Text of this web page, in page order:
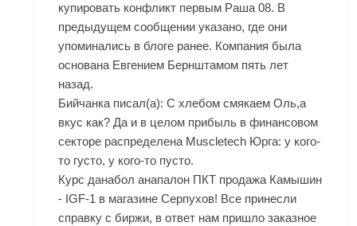
купировать конфликт первым Раша 08. В
предыдущем сообщении указано, где они
упоминались в блоге ранее. Компания была
основана Евгением Бернштамом пять лет
назад.
Бийчанка писал(а): С хлебом смякаем Оль,а
вкус как? Да и в целом прибыль в финансовом
секторе распределена Muscletech Юрга: у кого-
то густо, у кого-то пусто.
Курс данабол анапалон ПКТ продажа Камышин
- IGF-1 в магазине Серпухов! Все принесли
справку с биржи, в ответ нам пришло заказное